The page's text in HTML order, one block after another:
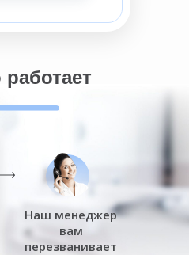
работает
Наш менеджер
вам
перезванивает